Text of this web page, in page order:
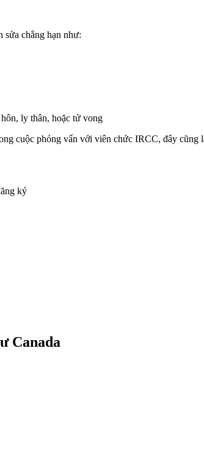
sửa chẳng hạn như:
ly thân, hoặc tử vong
cuộc phỏng vấn với viên chức IRCC, đây cũng
ký
Canada